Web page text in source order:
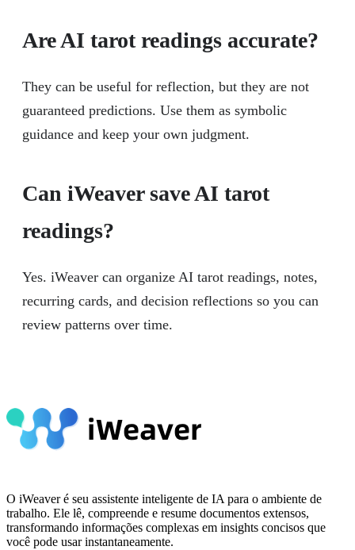
Are AI tarot readings accurate?
They can be useful for reflection, but they are not
guaranteed predictions. Use them as symbolic
guidance and keep your own judgment.
Can iWeaver save AI tarot
readings?
Yes. iWeaver can organize AI tarot readings, notes,
recurring cards, and decision reflections so you can
review patterns over time.
O iWeaver é seu assistente inteligente de IA para o ambiente de
trabalho. Ele lê, compreende e resume documentos extensos,
transformando informações complexas em insights concisos que
você pode usar instantaneamente.